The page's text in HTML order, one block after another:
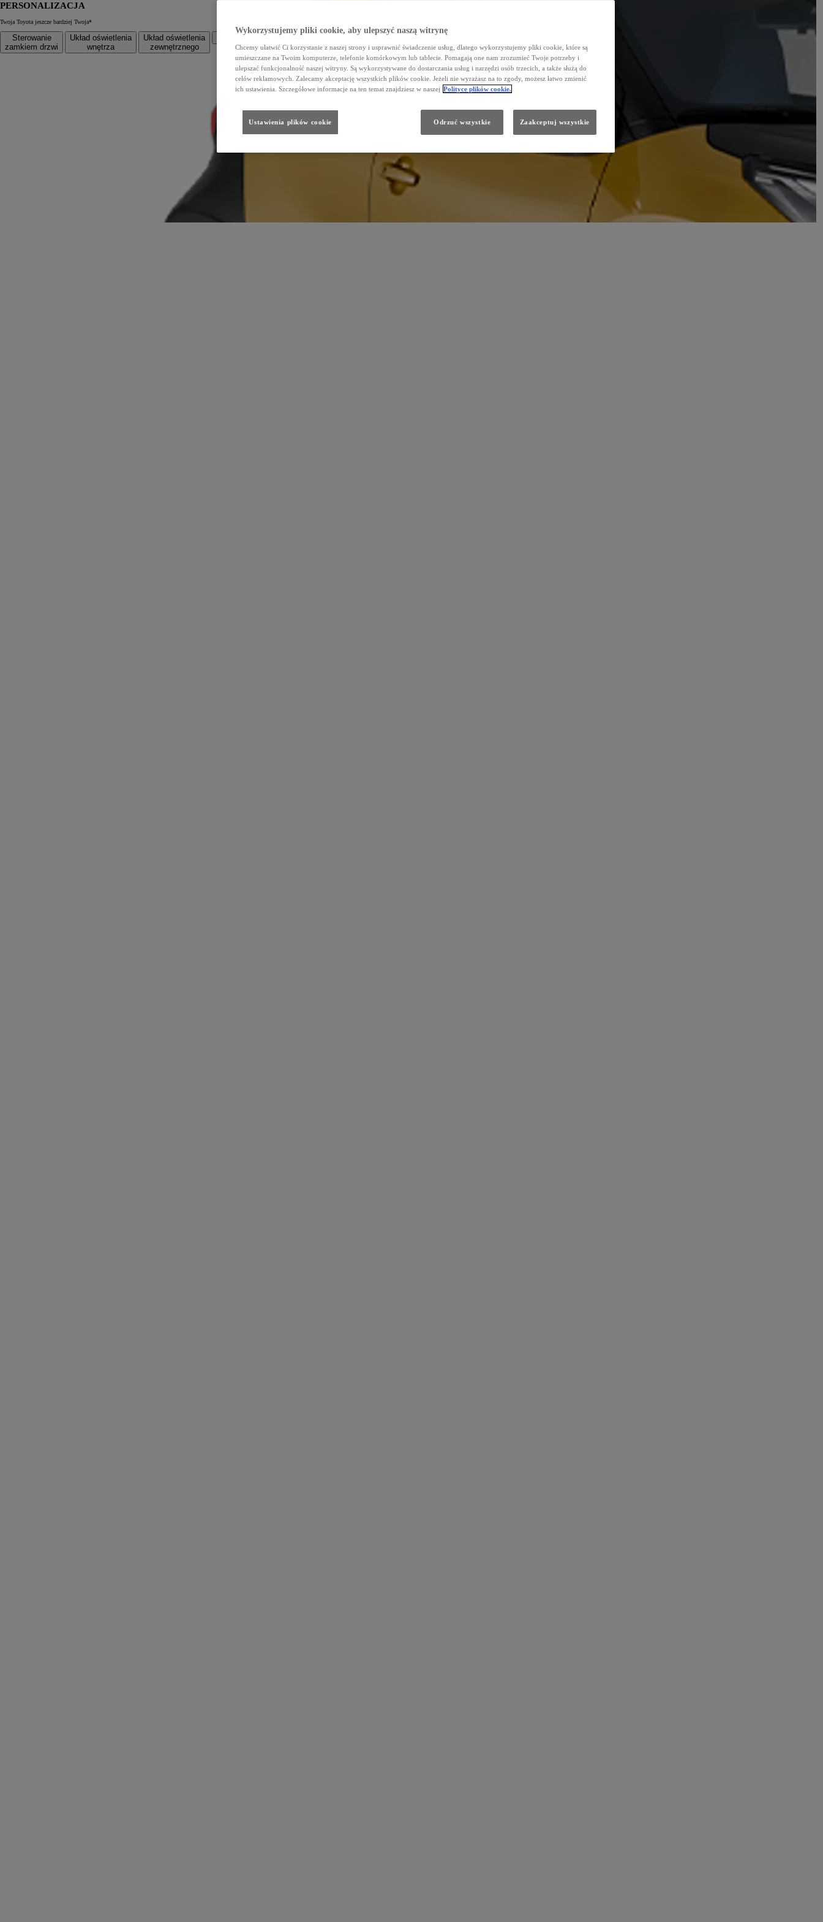
PERSONALIZACJA
Twoja Toyota jeszcze bardziej Twoja*
Sterowanie
zamkiem drzwi
Układ oświetlenia
wnętrza
Układ oświetlenia
zewnętrznego
Układ klimatyzacji
Wspomaganie
parkowania
Wykorzystujemy pliki cookie, aby ulepszyć naszą witrynę
Chcemy ułatwić Ci korzystanie z naszej strony i usprawnić świadczenie usług, dlatego wykorzystujemy pliki cookie, które są
umieszczane na Twoim komputerze, telefonie komórkowym lub tablecie. Pomagają one nam zrozumieć Twoje potrzeby i
ulepszać funkcjonalność naszej witryny. Są wykorzystywane do dostarczania usług i narzędzi osób trzecich, a także służą do
celów reklamowych. Zalecamy akceptację wszystkich plików cookie. Jeżeli nie wyrażasz na to zgody, możesz łatwo zmienić
ich ustawienia. Szczegółowe informacje na ten temat znajdziesz w naszej Polityce plików cookie.
Ustawienia plików cookie Odrzuć wszystkie Zaakceptuj wszystkie